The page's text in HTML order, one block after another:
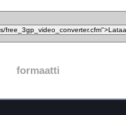
formaatti